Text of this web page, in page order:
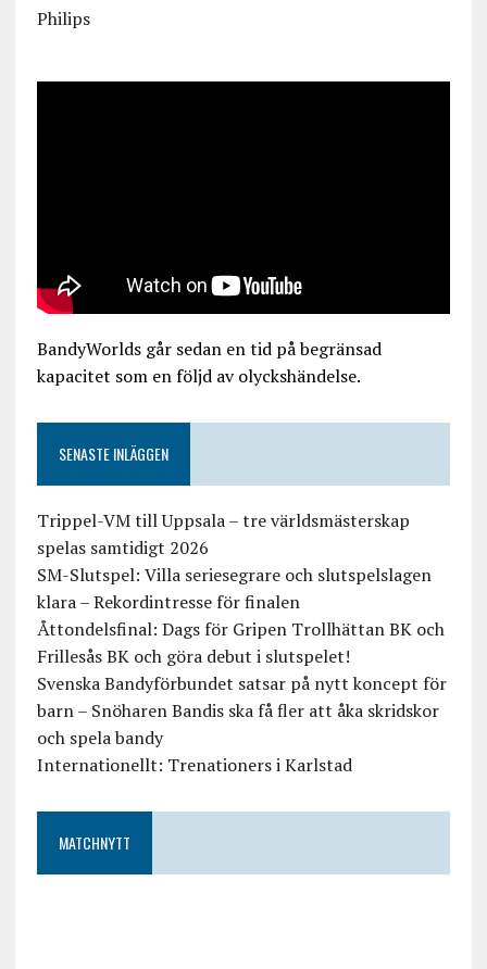
Philips
BandyWorlds går sedan en tid på begränsad
kapacitet som en följd av olyckshändelse.
SENASTE INLÄGGEN
Trippel-VM till Uppsala – tre världsmästerskap
spelas samtidigt 2026
SM-Slutspel: Villa seriesegrare och slutspelslagen
klara – Rekordintresse för finalen
Åttondelsfinal: Dags för Gripen Trollhättan BK och
Frillesås BK och göra debut i slutspelet!
Svenska Bandyförbundet satsar på nytt koncept för
barn – Snöharen Bandis ska få fler att åka skridskor
och spela bandy
Internationellt: Trenationers i Karlstad
MATCHNYTT